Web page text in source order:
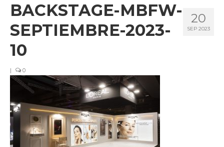
Equipo
CLIENTES
BLOG
CONTACTO
20
SEP 2023
BACKSTAGE-MBFW-
SEPTIEMBRE-2023-
10
| 0